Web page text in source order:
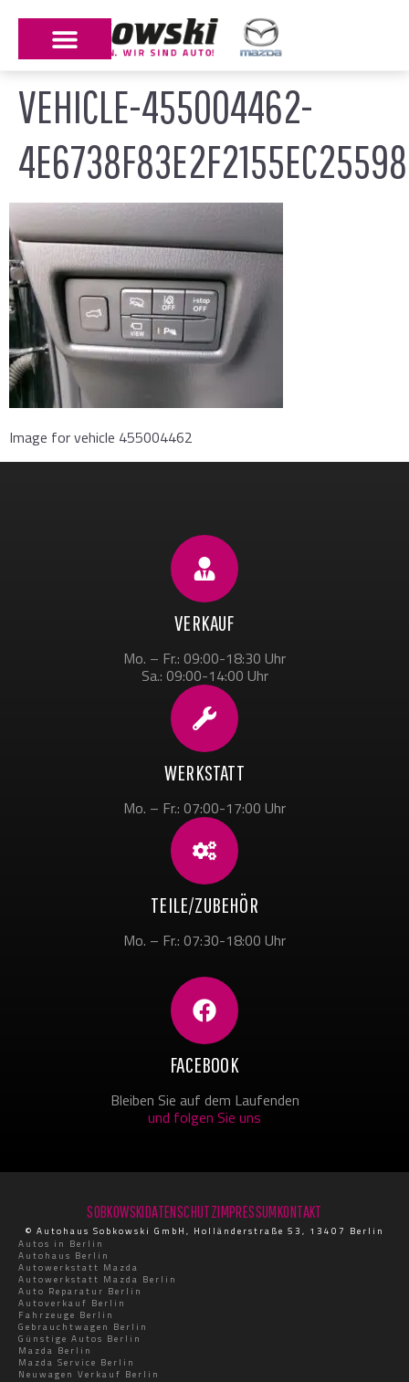
VEHICLE-455004462-
Image for vehicle 455004462
VERKAUF
Mo. – Fr.: 09:00-18:30 Uhr
Sa.: 09:00-14:00 Uhr
WERKSTATT
Mo. – Fr.: 07:00-17:00 Uhr
TEILE/ZUBEHÖR
Mo. – Fr.: 07:30-18:00 Uhr
FACEBOOK
Bleiben Sie auf dem Laufenden
und folgen Sie uns
SOBKOWSKIDATENSCHUTZIMPRESSUMKONTAKT
© Autohaus Sobkowski GmbH, Holländerstraße 53, 13407 Berlin
Autos in Berlin
Autohaus Berlin
Autowerkstatt Mazda
Autowerkstatt Mazda Berlin
Auto Reparatur Berlin
Autoverkauf Berlin
Fahrzeuge Berlin
Gebrauchtwagen Berlin
Günstige Autos Berlin
Mazda Berlin
Mazda Service Berlin
Neuwagen Verkauf Berlin